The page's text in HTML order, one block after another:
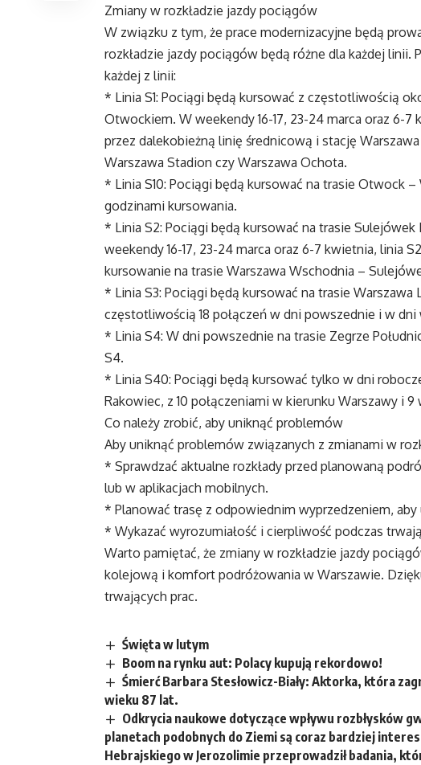
Zmiany w rozkładzie jazdy pociągów
W związku z tym, że prace modernizacyjne będą
rozkładzie jazdy pociągów będą różne dla każdej linii.
każdej z linii:
* Linia S1: Pociągi będą kursować z częstotliwością
Otwockiem. W weekendy 16-17, 23-24 marca oraz 6-
przez dalekobieżną linię średnicową i stację
Warszawa Stadion czy Warszawa Ochota.
* Linia S10: Pociągi będą kursować na trasie Otwock
godzinami kursowania.
* Linia S2: Pociągi będą kursować na trasie
weekendy 16-17, 23-24 marca oraz 6-7 kwietnia, linia
kursowanie na trasie Warszawa Wschodnia –
* Linia S3: Pociągi będą kursować na trasie
częstotliwością 18 połączeń w dni powszednie i w dni
* Linia S4: W dni powszednie na trasie Zegrze
S4.
* Linia S40: Pociągi będą kursować tylko w dni
Rakowiec, z 10 połączeniami w kierunku Warszawy i 9
Co należy zrobić, aby uniknąć problemów
Aby uniknąć problemów związanych z zmianami w
* Sprawdzać aktualne rozkłady przed planowaną
lub w aplikacjach mobilnych.
* Planować trasę z odpowiednim wyprzedzeniem, aby
* Wykazać wyrozumiałość i cierpliwość podczas
Warto pamiętać, że zmiany w rozkładzie jazdy
kolejową i komfort podróżowania w Warszawie.
trwających prac.
Święta w lutym
Boom na rynku aut: Polacy kupują rekordowo!
Śmierć Barbara Stesłowicz-Biały: Aktorka, która
wieku 87 lat.
Odkrycia naukowe dotyczące wpływu rozbłysków
planetach podobnych do Ziemi są coraz bardziej
Hebrajskiego w Jerozolimie przeprowadził badania,